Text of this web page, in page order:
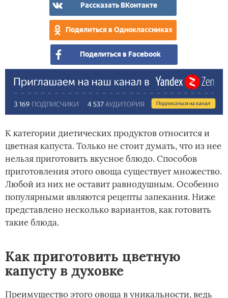
Рассказать ВКонтакте
Поделиться в Одноклассниках
Поделиться в Facebook
К категории диетических продуктов относится и
цветная капуста. Только не стоит думать, что из нее
нельзя приготовить вкусное блюдо. Способов
приготовления этого овоща существует множество.
Любой из них не оставит равнодушным. Особенно
популярными являются рецепты запекания. Ниже
представлено несколько вариантов, как готовить
такие блюда.
Как приготовить цветную
капусту в духовке
Преимущество этого овоща в уникальности, ведь